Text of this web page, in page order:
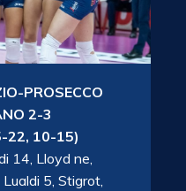
PROSECCO
2-3
22, 10-15)
14, Lloyd ne,
5, Stigrot,